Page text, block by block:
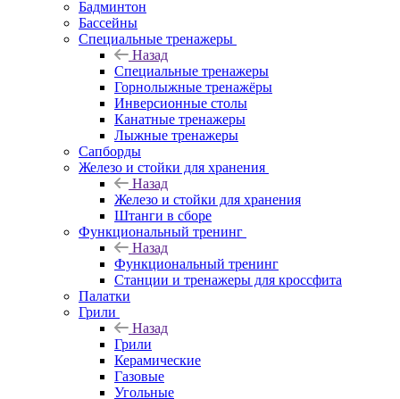
Бадминтон
Бассейны
Специальные тренажеры
Назад
Специальные тренажеры
Горнолыжные тренажёры
Инверсионные столы
Канатные тренажеры
Лыжные тренажеры
Сапборды
Железо и стойки для хранения
Назад
Железо и стойки для хранения
Штанги в сборе
Функциональный тренинг
Назад
Функциональный тренинг
Станции и тренажеры для кроссфита
Палатки
Грили
Назад
Грили
Керамические
Газовые
Угольные